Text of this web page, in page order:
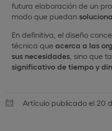
futura elaboración de un
modo que puedan
En definitiva, el diseño
técnica que acerca a las
sus necesidades , sino que
significativo de tiempo y
Artículo publicado el 20